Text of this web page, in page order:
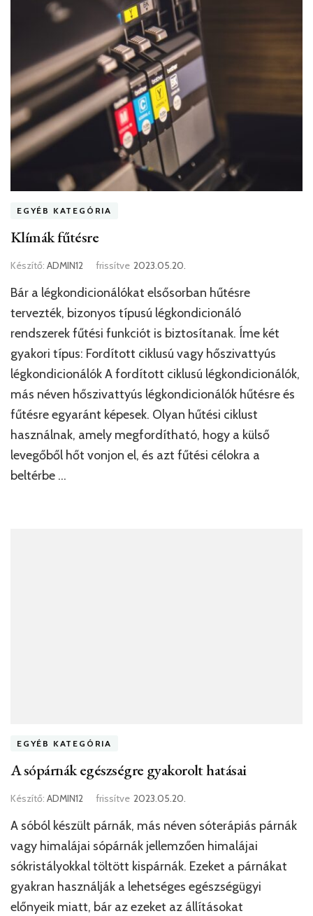
EGYÉB KATEGÓRIA
Klímák fűtésre
Készítő: ADMIN12 frissítve 2023.05.20.
Bár a légkondicionálókat elsősorban hűtésre
tervezték, bizonyos típusú légkondicionáló
rendszerek fűtési funkciót is biztosítanak. Íme két
gyakori típus: Fordított ciklusú vagy hőszivattyús
légkondicionálók A fordított ciklusú légkondicionálók,
más néven hőszivattyús légkondicionálók hűtésre és
fűtésre egyaránt képesek. Olyan hűtési ciklust
használnak, amely megfordítható, hogy a külső
levegőből hőt vonjon el, és azt fűtési célokra a
beltérbe …
EGYÉB KATEGÓRIA
A sópárnák egészségre gyakorolt hatásai
Készítő: ADMIN12 frissítve 2023.05.20.
A sóból készült párnák, más néven sóterápiás párnák
vagy himalájai sópárnák jellemzően himalájai
sókristályokkal töltött kispárnák. Ezeket a párnákat
gyakran használják a lehetséges egészségügyi
előnyeik miatt, bár az ezeket az állításokat